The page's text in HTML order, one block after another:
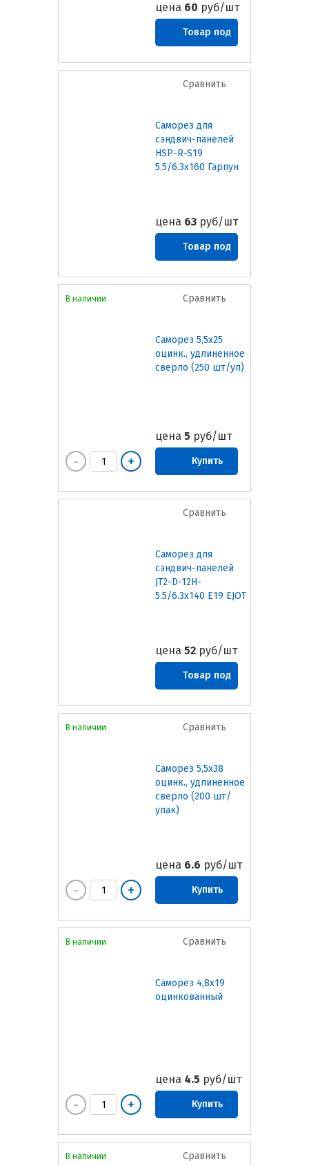
цена 60 руб/шт
Товар под
заказ
Сравнить
Саморез для
сэндвич-панелей
HSP-R-S19
5.5/6.3х160 Гарпун
цена 63 руб/шт
Товар под
заказ
Сравнить
Саморез 5,5х25
оцинк., удлиненное
сверло (250 шт/уп)
цена 5 руб/шт
Купить
В наличии
Сравнить
Саморез для
сэндвич-панелей
JT2-D-12H-
5.5/6.3х140 E19 EJOT
цена 52 руб/шт
Товар под
заказ
Сравнить
Саморез 5,5х38
оцинк., удлиненное
сверло (200 шт/
упак)
цена 6.6 руб/шт
Купить
В наличии
Сравнить
Саморез 4,8х19
оцинкованный
цена 4.5 руб/шт
Купить
В наличии
Сравнить
В наличии